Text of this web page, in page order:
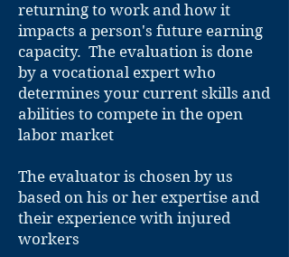
returning to work and how it
impacts a person's future earning
capacity. The evaluation is done
by a vocational expert who
determines your current skills and
abilities to compete in the open
labor market
The evaluator is chosen by us
based on his or her expertise and
their experience with injured
workers